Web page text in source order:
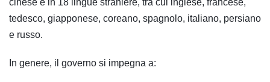
tedesco, giapponese, coreano, spagnolo, italiano, persiano
e russo.
In genere, il governo si impegna a: